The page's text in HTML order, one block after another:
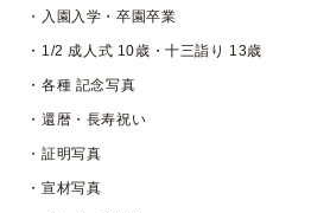
・入園入学・卒園卒業
・1/2 成人式 10歳・十三詣り 13歳
・各種 記念写真
・還暦・長寿祝い
・証明写真
・宣材写真